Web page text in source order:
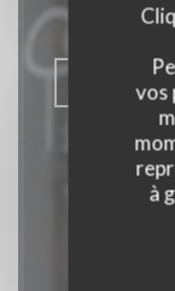
vos
à